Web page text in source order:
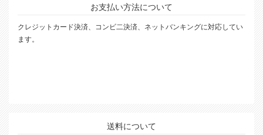
お支払い方法について
クレジットカード決済、コンビ二決済、ネットバンキングに対応してい
ます。
送料について